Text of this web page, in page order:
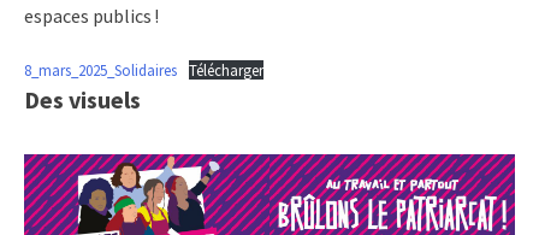
espaces publics !
8_mars_2025_Solidaires Télécharger
Des visuels